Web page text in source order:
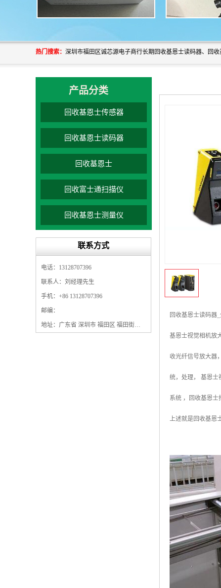
热门搜索：
产品分类
回收基恩士传感器
回收基恩士读码器
回收基恩士
回收富士通扫描仪
回收基恩士测量仪
联系方式
电话：13128707396
联系人：刘经理先生
手机：+86 13128707396
邮编：
地址：广东省 深圳市 福田区 福田街道 福田社区 园岭街道园东社区园岭八街园岭新村92栋103
回收基恩士读码器
基恩士视觉相机放
收光纤信号放大器
统，处理， 基恩士
系统 ，回收基恩士
上述就是回收基恩